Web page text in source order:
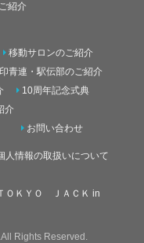
紹介
移動サロンのご紹介
印青連・駅伝部のご紹介
10周年記念式典
介
お問い合わせ
人情報の取扱いについて
ＯＫＹＯ ＪＡＣＫ in
.All Rights Reserved.